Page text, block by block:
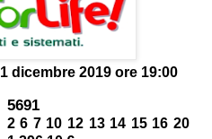
1 dicembre 2019 ore 19:00
5691
2 6 7 10 12 13 14 15 16 20